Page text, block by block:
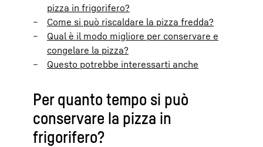
pizza in frigorifero?
Come si può riscaldare la pizza fredda?
Qual è il modo migliore per conservare e
congelare la pizza?
Questo potrebbe interessarti anche
Per quanto tempo si può
conservare la pizza in
frigorifero?